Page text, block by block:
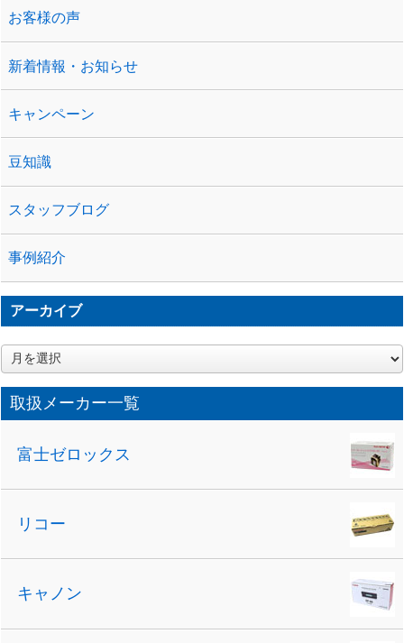
お客様の声
新着情報・お知らせ
キャンペーン
豆知識
スタッフブログ
事例紹介
アーカイブ
ア
ー
カ
イ取扱メーカー一覧
富士ゼロックス
リコー
キャノン